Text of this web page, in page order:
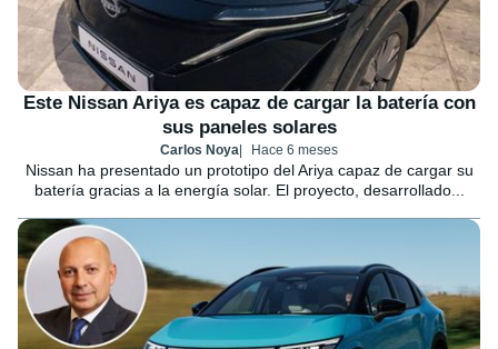
Este Nissan Ariya es capaz de cargar la batería con
sus paneles solares
Carlos Noya Hace 6 meses
Nissan ha presentado un prototipo del Ariya capaz de cargar su
batería gracias a la energía solar. El proyecto, desarrollado...